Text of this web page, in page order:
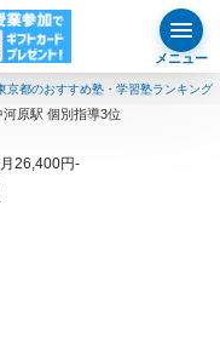
メニュー
京都のおすすめ塾・学習塾ランキング
河原駅 個別指導3位
26,400円-